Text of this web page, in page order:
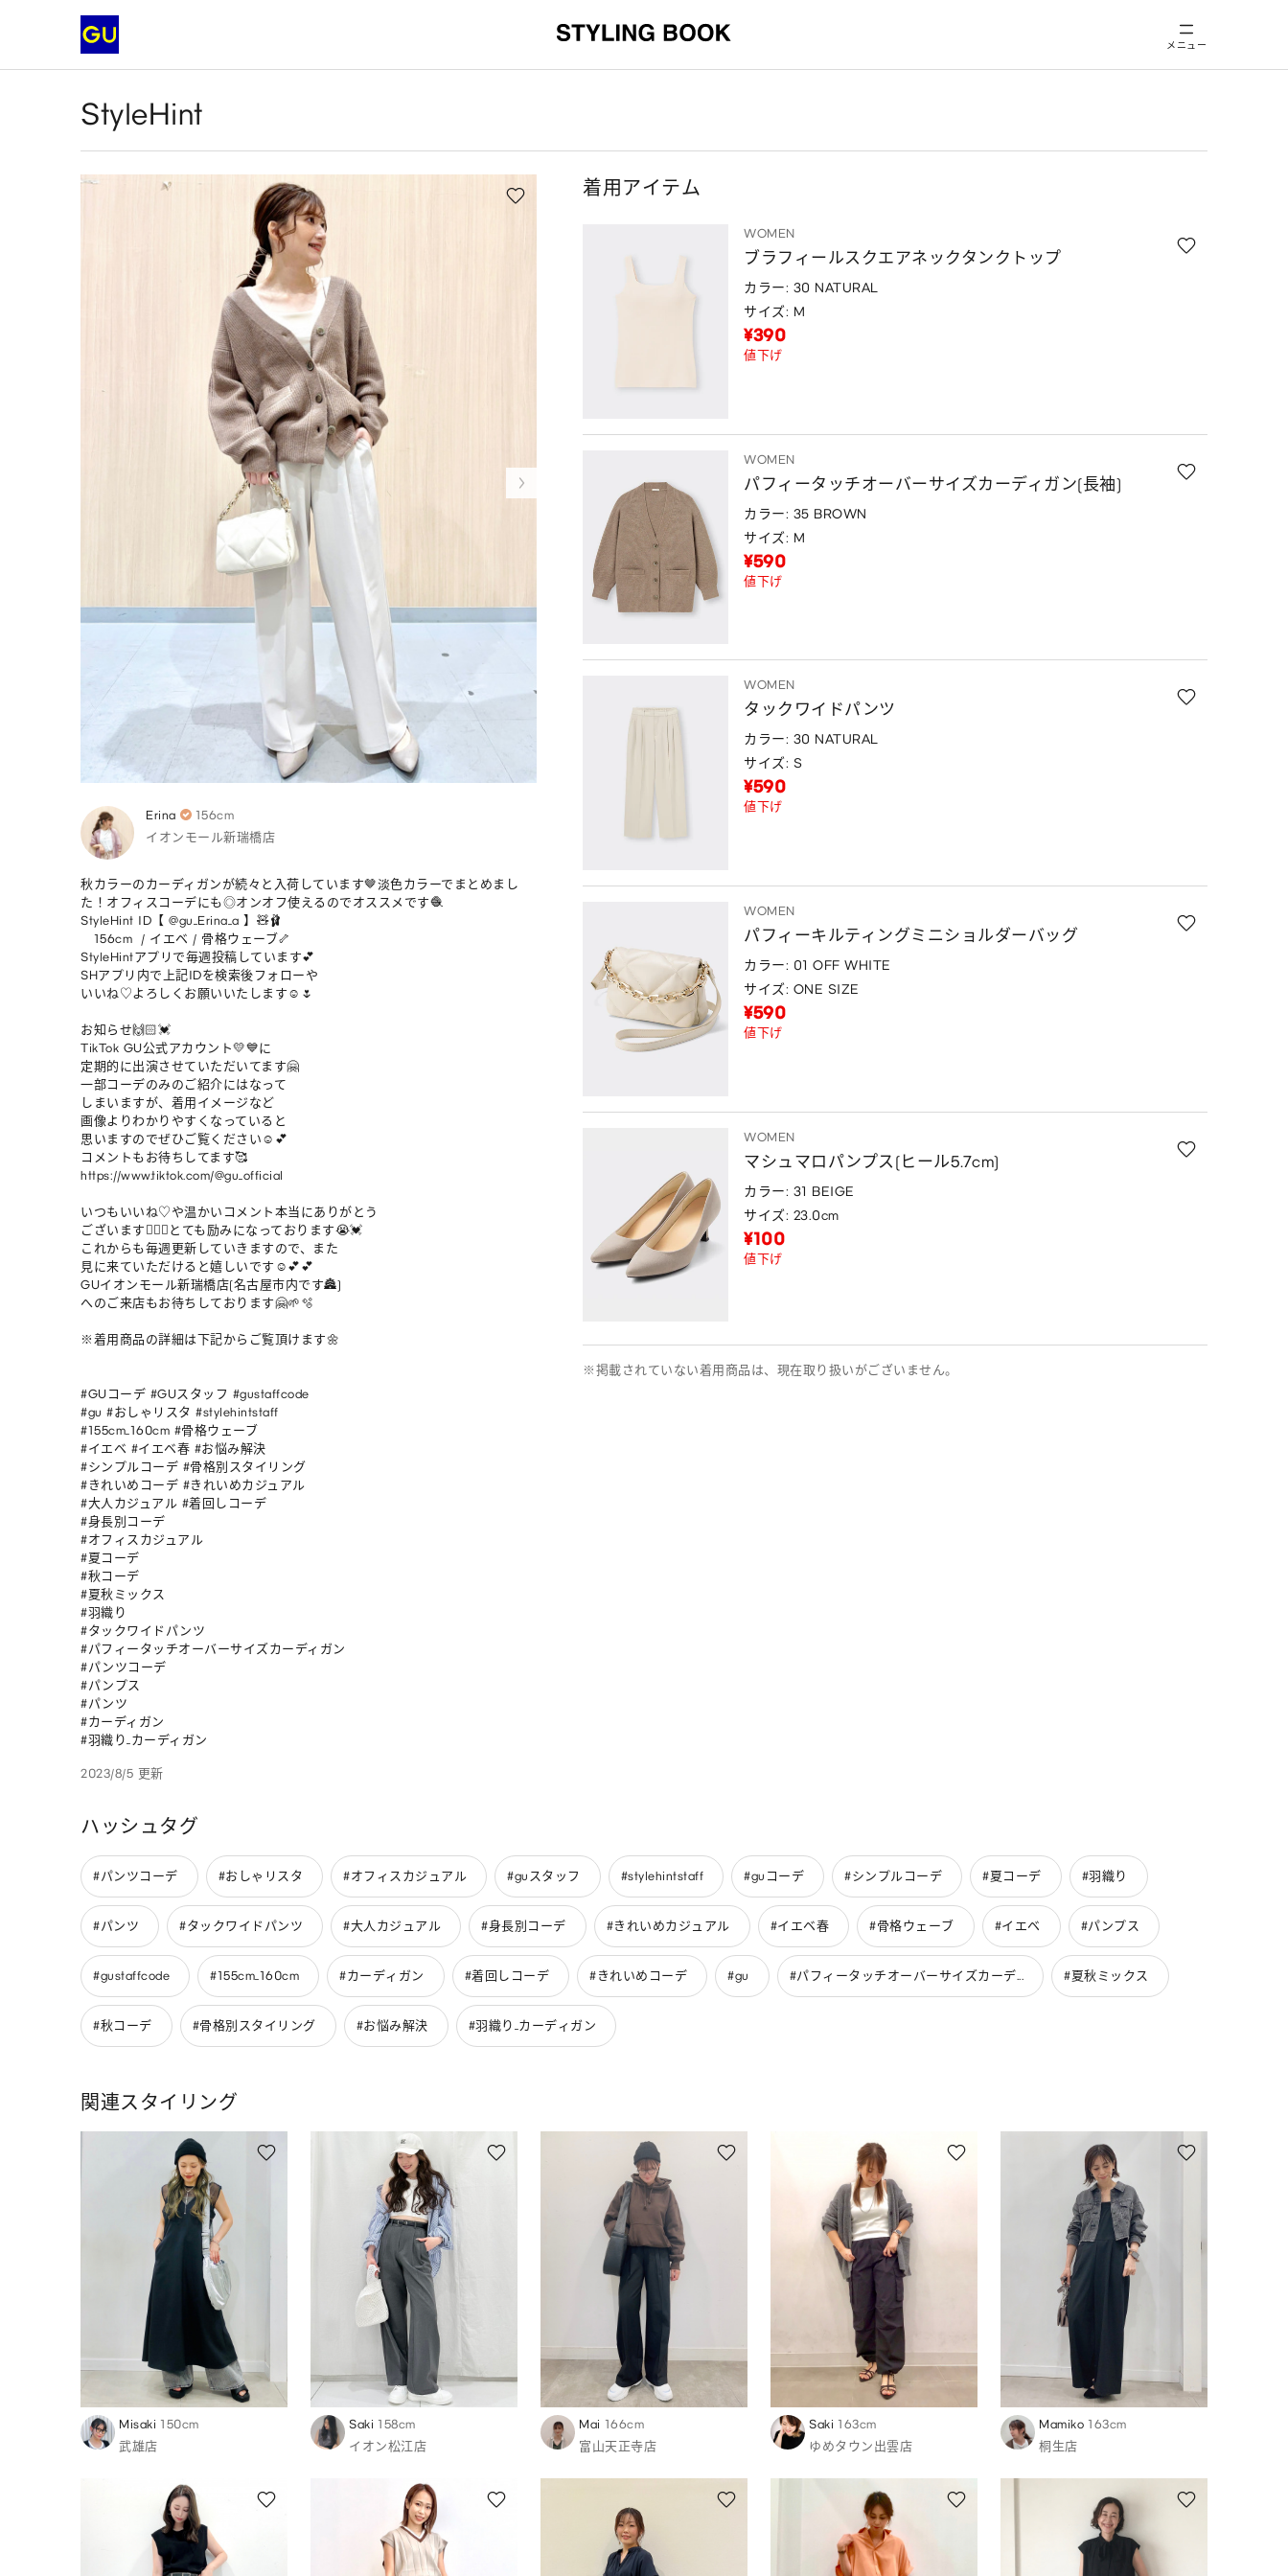
メニュー
StyleHint
Erina
156cm
イオンモール新瑞橋店
秋カラーのカーディガンが続々と入荷しています🤎淡色カラーでまとめまし
た！オフィスコーデにも◎オンオフ使えるのでオススメです🧶
StyleHint ID【 @gu_Erina_a 】🧸🩰
156cm  / イエベ / 骨格ウェーブ🦴
StyleHintアプリで毎週投稿しています💕
SHアプリ内で上記IDを検索後フォローや
いいね♡よろしくお願いいたします☺️🌷
お知らせ🙌🏻💓
TikTok GU公式アカウント💛💙に
定期的に出演させていただいてます🤗
一部コーデのみのご紹介にはなって
しまいますが、着用イメージなど
画像よりわかりやすくなっていると
思いますのでぜひご覧ください☺️💕
コメントもお待ちしてます🥰
https://www.tiktok.com/@gu_official
いつもいいね♡や温かいコメント本当にありがとう
ございます🙇🏻‍♀️とても励みになっております😭💓
これからも毎週更新していきますので、また
見に来ていただけると嬉しいです☺️💕💕
GUイオンモール新瑞橋店(名古屋市内です🏯)
へのご来店もお待ちしております🤗🌱🫧
※着用商品の詳細は下記からご覧頂けます🌼
#GUコーデ #GUスタッフ #gustaffcode
#gu #おしゃリスタ #stylehintstaff
#155cm_160cm #骨格ウェーブ
#イエベ #イエベ春 #お悩み解決
#シンプルコーデ #骨格別スタイリング
#きれいめコーデ #きれいめカジュアル
#大人カジュアル #着回しコーデ
#身長別コーデ
#オフィスカジュアル
#夏コーデ
#秋コーデ
#夏秋ミックス
#羽織り
#タックワイドパンツ
#パフィータッチオーバーサイズカーディガン
#パンツコーデ
#パンプス
#パンツ
#カーディガン
#羽織り_カーディガン
2023/8/5 更新
着用アイテム
WOMEN
ブラフィールスクエアネックタンクトップ
カラー: 30 NATURAL
サイズ: M
¥390
値下げ
WOMEN
パフィータッチオーバーサイズカーディガン(長袖)
カラー: 35 BROWN
サイズ: M
¥590
値下げ
WOMEN
タックワイドパンツ
カラー: 30 NATURAL
サイズ: S
¥590
値下げ
WOMEN
パフィーキルティングミニショルダーバッグ
カラー: 01 OFF WHITE
サイズ: ONE SIZE
¥590
値下げ
WOMEN
マシュマロパンプス(ヒール5.7cm)
カラー: 31 BEIGE
サイズ: 23.0cm
¥100
値下げ
※掲載されていない着用商品は、現在取り扱いがございません。
ハッシュタグ
#パンツコーデ #おしゃリスタ #オフィスカジュアル #guスタッフ #stylehintstaff #guコーデ #シンプルコーデ #夏コーデ #羽織り
#パンツ #タックワイドパンツ #大人カジュアル #身長別コーデ #きれいめカジュアル #イエベ春 #骨格ウェーブ #イエベ #パンプス
#gustaffcode #155cm_160cm #カーディガン #着回しコーデ #きれいめコーデ #gu #パフィータッチオーバーサイズカーデ... #夏秋ミックス
#秋コーデ #骨格別スタイリング #お悩み解決 #羽織り_カーディガン
関連スタイリング
Misaki 150cm
武雄店
Saki 158cm
イオン松江店
Mai 166cm
富山天正寺店
Saki 163cm
ゆめタウン出雲店
Mamiko 163cm
桐生店